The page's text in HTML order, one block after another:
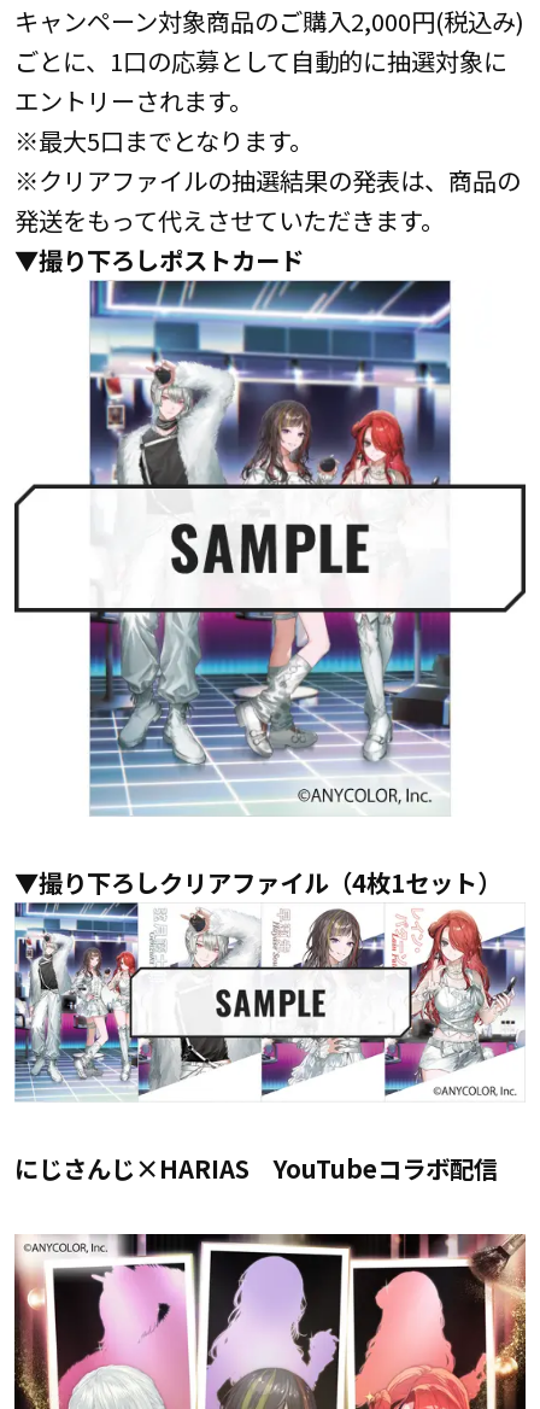
キャンペーン対象商品のご購入2,000円(税込み)
ごとに、1口の応募として自動的に抽選対象に
エントリーされます。
※最大5口までとなります。
※クリアファイルの抽選結果の発表は、商品の
発送をもって代えさせていただきます。
▼撮り下ろしポストカード
▼撮り下ろしクリアファイル（4枚1セット）
にじさんじ×HARIAS YouTubeコラボ配信